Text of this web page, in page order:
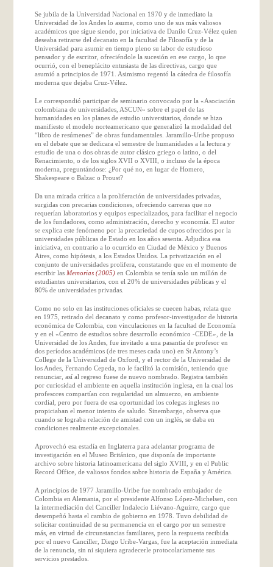
Se jubila de la Universidad Nacional en 1970 y de inmediato la
Universidad de los Andes lo asume, como uno de sus más valiosos
académicos que sigue siendo, por iniciativa de Danilo Cruz-Vélez quien
deseaba retirarse del decanato en la facultad de Filosofía y de la
Universidad para asumir en tiempo pleno su labor de estudioso
pensador y de escritor, ofreciéndole la sucesión en ese cargo, lo que
ocurrió, con el beneplácito entusiasta de las directivas, cargo que
asumió a principios de 1971. Asimismo regentó la cátedra de filosofía
moderna que dejaba Cruz-Vélez.
Le correspondió participar de seminario convocado por la «Asociación
colombiana de universidades, ASCUN» sobre el papel de las
humanidades en los planes de estudio universitarios, donde se hizo
manifiesto el modelo norteamericano que generalizó la modalidad del
“libro de resúmenes” de obras fundamentales. Jaramillo-Uribe propuso
en el debate que se dedicara el semestre de humanidades a la lectura y
estudio de una o dos obras de autor clásico griego o latino, o del
Renacimiento, o de los siglos XVII o XVIII, o incluso de la época
moderna, preguntándose: ¿Por qué no, en lugar de Homero,
Shakespeare o Balzac o Proust?
Da una mirada crítica a la proliferación de universidades privadas,
surgidas con precarias condiciones, ofreciendo carreras que no
requerían laboratorios y equipos especializados, para facilitar el negocio
de los fundadores, como administración, derecho y economía. El autor
se explica este fenómeno por la precariedad de cupos ofrecidos por la
universidades públicas de Estado en los años sesenta. Adjudica esa
iniciativa, en contrario a lo ocurrido en Ciudad de México y Buenos
Aires, como hipótesis, a los Estados Unidos. La privatización en el
conjunto de universidades prolifera, constatando que en el momento de
escribir las Memorias (2005)en Colombia se tenía solo un millón de
estudiantes universitarios, con el 20% de universidades públicas y el
80% de universidades privadas.
Como no solo en las instituciones oficiales se cuecen habas, relata que
en 1975, retirado del decanato y como profesor-investigador de historia
económica de Colombia, con vinculaciones en la facultad de Economía
y en el «Centro de estudios sobre desarrollo económico -CEDE», de la
Universidad de los Andes, fue invitado a una pasantía de profesor en
dos períodos académicos (de tres meses cada uno) en St Antony’s
College de la Universidad de Oxford, y el rector de la Universidad de
los Andes, Fernando Cepeda, no le facilitó la comisión, teniendo que
renunciar, así al regreso fuese de nuevo nombrado. Registra también
por curiosidad el ambiente en aquella institución inglesa, en la cual los
profesores compartían con regularidad un almuerzo, en ambiente
cordial, pero por fuera de esa oportunidad los colegas ingleses no
propiciaban el menor intento de saludo. Sinembargo, observa que
cuando se lograba relación de amistad con un inglés, se daba en
condiciones realmente excepcionales.
Aprovechó esa estadía en Inglaterra para adelantar programa de
investigación en el Museo Británico, que disponía de importante
archivo sobre historia latinoamericana del siglo XVIII, y en el Public
Record Office, de valiosos fondos sobre historia de España y América.
A principios de 1977 Jaramillo-Uribe fue nombrado embajador de
Colombia en Alemania, por el presidente Alfonso López-Michelsen, con
la intermediación del Canciller Indalecio Liévano-Aguirre, cargo que
desempeñó hasta el cambio de gobierno en 1978. Tuvo debilidad de
solicitar continuidad de su permanencia en el cargo por un semestre
más, en virtud de circunstancias familiares, pero la respuesta recibida
por el nuevo Canciller, Diego Uribe-Vargas, fue la aceptación inmediata
de la renuncia, sin ni siquiera agradecerle protocolariamente sus
servicios prestados.